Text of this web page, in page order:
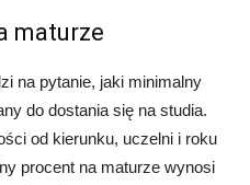
maturze
na pytanie, jaki minimalny
do dostania się na studia.
od kierunku, uczelni i roku
procent na maturze wynosi